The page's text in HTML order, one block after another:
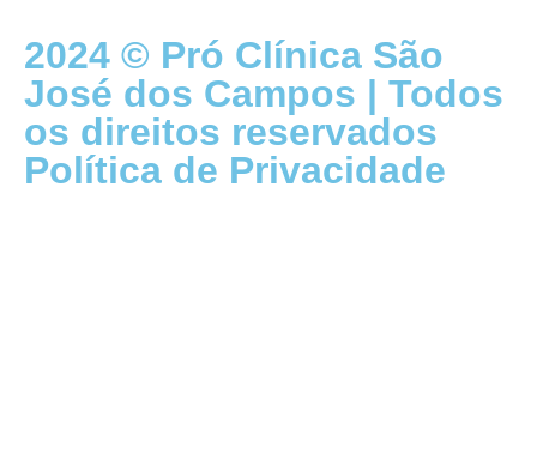
2024 © Pró Clínica São
José dos Campos | Todos
os direitos reservados
Política de Privacidade